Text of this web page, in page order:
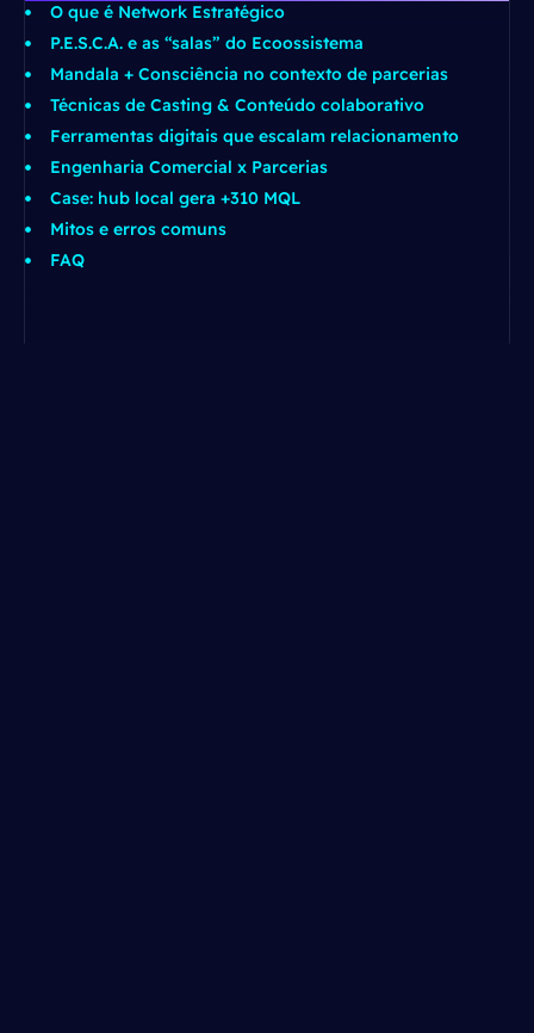
O que é Network Estratégico
P.E.S.C.A. e as “salas” do Ecoossistema
Mandala + Consciência no contexto de parcerias
Técnicas de Casting & Conteúdo colaborativo
Ferramentas digitais que escalam relacionamento
Engenharia Comercial x Parcerias
Case: hub local gera +310 MQL
Mitos e erros comuns
FAQ